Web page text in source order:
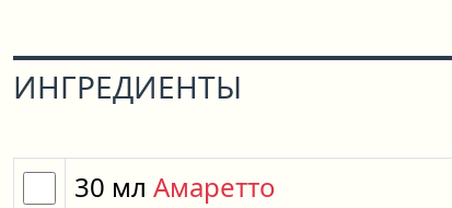
ИНГРЕДИЕНТЫ
30 мл Амаретто